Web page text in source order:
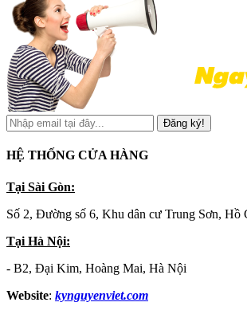
Đăng ký!
HỆ THỐNG CỬA HÀNG
Tại Sài Gòn:
Số 2, Đường số 6, Khu dân cư Trung Sơn, Hồ
Tại Hà Nội:
- B2, Đại Kim, Hoàng Mai, Hà Nội
Website: kynguyenviet.com